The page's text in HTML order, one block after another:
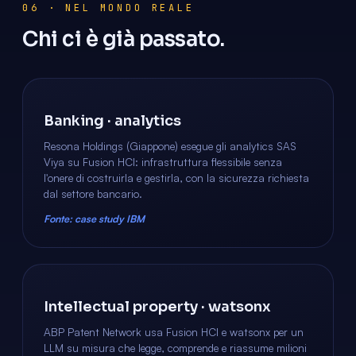
06 · NEL MONDO REALE
Chi ci è già passato.
Banking · analytics
Resona Holdings (Giappone) esegue gli analytics SAS
Viya su Fusion HCI: infrastruttura flessibile senza
l'onere di costruirla e gestirla, con la sicurezza richiesta
dal settore bancario.
Fonte: case study IBM
Intellectual property · watsonx
ABP Patent Network usa Fusion HCI e watsonx per un
LLM su misura che legge, comprende e riassume milioni